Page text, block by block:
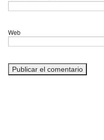
Web